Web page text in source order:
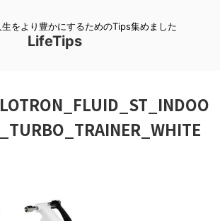
をより豊かにするためのTips集めました
LifeTips